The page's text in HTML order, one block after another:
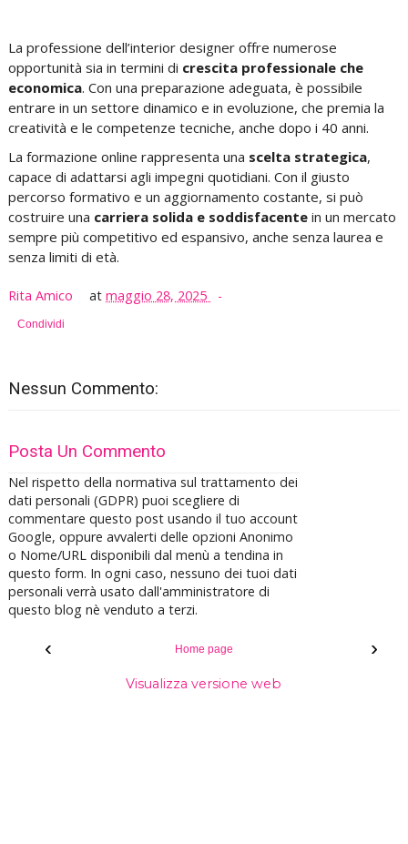
La professione dell’interior designer offre numerose
opportunità sia in termini di crescita professionale che
economica. Con una preparazione adeguata, è possibile
entrare in un settore dinamico e in evoluzione, che premia la
creatività e le competenze tecniche, anche dopo i 40 anni.
La formazione online rappresenta una scelta strategica,
capace di adattarsi agli impegni quotidiani. Con il giusto
percorso formativo e un aggiornamento costante, si può
costruire una carriera solida e soddisfacentein un mercato
sempre più competitivo ed espansivo, anche senza laurea e
senza limiti di età.
Rita Amico atmaggio 28, 2025
Condividi
Nessun Commento:
Posta Un Commento
Nel rispetto della normativa sul trattamento dei
dati personali (GDPR) puoi scegliere di
commentare questo post usando il tuo account
Google, oppure avvalerti delle opzioni Anonimo
o Nome/URL disponibili dal menù a tendina in
questo form. In ogni caso, nessuno dei tuoi dati
personali verrà usato dall'amministratore di
questo blog nè venduto a terzi.
‹ ›
Home page
Visualizza versione web